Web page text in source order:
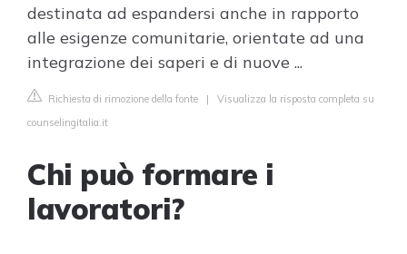
destinata ad espandersi anche in rapporto
alle esigenze comunitarie, orientate ad una
integrazione dei saperi e di nuove ...
Richiesta di rimozione della fonte | Visualizza la risposta completa su
counselingitalia.it
Chi può formare i
lavoratori?